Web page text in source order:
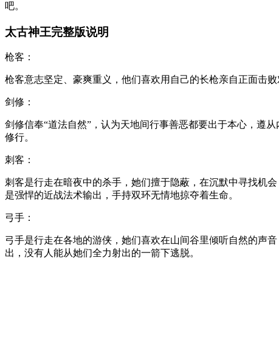
吧。
太古神王完整版说明
枪客：
枪客意志坚定、豪爽重义，他们喜欢用自己的长枪亲自正面击
剑修：
剑修信奉“道法自然”，认为天地间行事善恶都要出于本心，遵
修行。
刺客：
刺客是行走在暗夜中的杀手，她们擅于隐蔽，在沉默中寻找机
是强悍的近战法术输出，手持双环无情地掠夺着生命。
弓手：
弓手是行走在各地的游侠，她们喜欢在山间谷里倾听自然的声
出，没有人能从她们全力射出的一箭下逃脱。